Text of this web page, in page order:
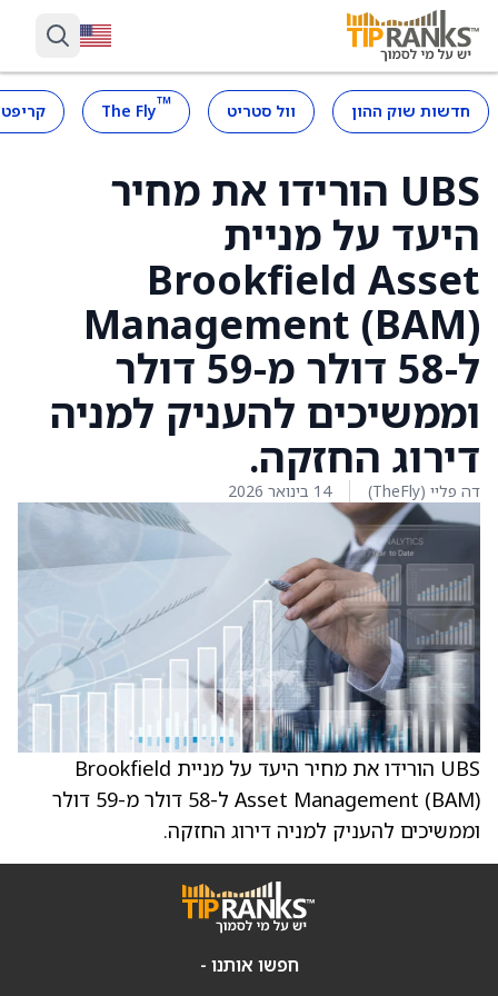
חדשות שוק ההון וול סטריט ™
The Fly
UBS הורידו את מחיר
היעד על מניית
Brookfield Asset
Management (BAM)
ל-58 דולר מ-59 דולר
וממשיכים להעניק למניה
דירוג החזקה.
דה פליי (TheFly) 14 בינואר 2026
UBS הורידו את מחיר היעד על מניית Brookfield
Asset Management (BAM) ל-58 דולר מ-59 דולר
וממשיכים להעניק למניה דירוג החזקה.
חפשו אותנו -